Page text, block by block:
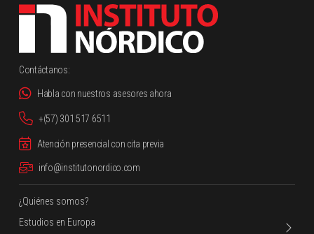
Contáctanos:
Habla con nuestros asesores ahora
+(57) 301 517 6511
Atención presencial con cita previa
info@institutonordico.com
¿Quiénes somos?
Estudios en Europa
← Volver
Nuestras Universidades
← Volver
Cursos de sueco y otros idiomas
← Volver
Asesoría gratuita
← Volver
Asesoría de Visas